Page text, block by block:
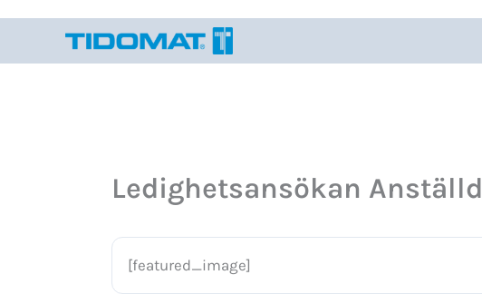
innehåll
Ledighetsansökan Anställd
[featured_image]